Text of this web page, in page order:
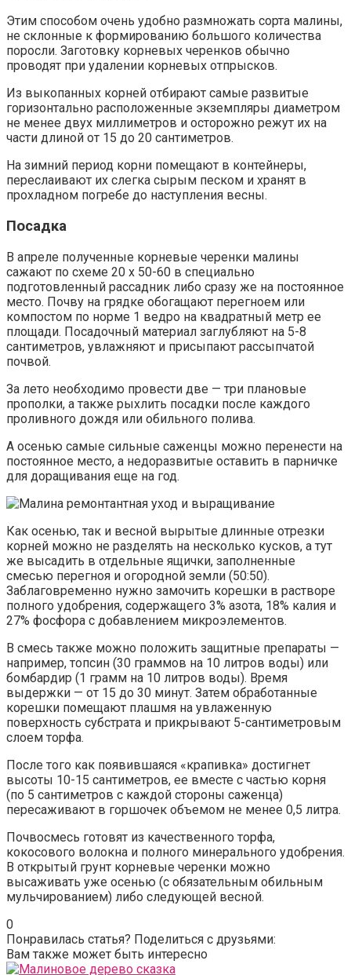
Этим способом очень удобно размножать сорта малины,
не склонные к формированию большого количества
поросли. Заготовку корневых черенков обычно
проводят при удалении корневых отпрысков.
Из выкопанных корней отбирают самые развитые
горизонтально расположенные экземпляры диаметром
не менее двух миллиметров и осторожно режут их на
части длиной от 15 до 20 сантиметров.
На зимний период корни помещают в контейнеры,
переслаивают их слегка сырым песком и хранят в
прохладном погребе до наступления весны.
Посадка
В апреле полученные корневые черенки малины
сажают по схеме 20 х 50-60 в специально
подготовленный рассадник либо сразу же на постоянное
место. Почву на грядке обогащают перегноем или
компостом по норме 1 ведро на квадратный метр ее
площади. Посадочный материал заглубляют на 5-8
сантиметров, увлажняют и присыпают рассыпчатой
почвой.
За лето необходимо провести две — три плановые
прополки, а также рыхлить посадки после каждого
проливного дождя или обильного полива.
А осенью самые сильные саженцы можно перенести на
постоянное место, а недоразвитые оставить в парничке
для доращивания еще на год.
Как осенью, так и весной вырытые длинные отрезки
корней можно не разделять на несколько кусков, а тут
же высадить в отдельные ящички, заполненные
смесью перегноя и огородной земли (50:50).
Заблаговременно нужно замочить корешки в растворе
полного удобрения, содержащего 3% азота, 18% калия и
27% фосфора с добавлением микроэлементов.
В смесь также можно положить защитные препараты —
например, топсин (30 граммов на 10 литров воды) или
бомбардир (1 грамм на 10 литров воды). Время
выдержки — от 15 до 30 минут. Затем обработанные
корешки помещают плашмя на увлаженную
поверхность субстрата и прикрывают 5-сантиметровым
слоем торфа.
После того как появившаяся «крапивка» достигнет
высоты 10-15 сантиметров, ее вместе с частью корня
(по 5 сантиметров с каждой стороны саженца)
пересаживают в горшочек объемом не менее 0,5 литра.
Почвосмесь готовят из качественного торфа,
кокосового волокна и полного минерального удобрения.
В открытый грунт корневые черенки можно
высаживать уже осенью (с обязательным обильным
мульчированием) либо следующей весной.
0
Понравилась статья? Поделиться с друзьями:
Вам также может быть интересно